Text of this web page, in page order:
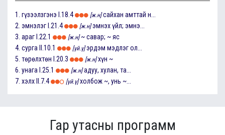
1. гүзээлзгэнэ I.18.4 [ж.н] сайхан амттай н...
2. эмнэлэг I.21.4 [ж.н] эмнэх үйл; эмнэ...
3. араг I.22.1 [ж.н] ~ савар; ~ яс
4. сурга II.10.1 [үй.ү] эрдэм мэдлэг ол...
5. төрөлхтөн I.20.3 [ж.н] хүн ~
6. унага I.25.1 [ж.н] адуу, хулан, та...
7. хэлх II.7.4 [үй.ү] холбож ~, унь ~...
Гар утасны программ